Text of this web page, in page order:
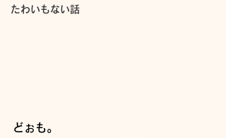
たわいもない話
どぉも。